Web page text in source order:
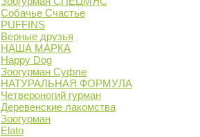
Собачье Счастье
PUFFINS
Верные друзья
НАША МАРКА
Happy Dog
Зоогурман Суфле
НАТУРАЛЬНАЯ ФОРМУЛА
Четвероногий гурман
Деревенские лакомства
Зоогурман
Elato